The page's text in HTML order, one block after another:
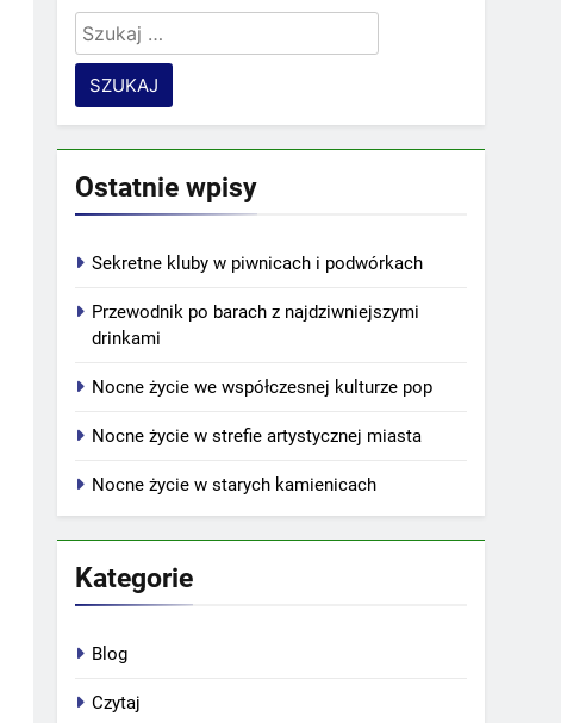
Szukaj:
Ostatnie wpisy
Sekretne kluby w piwnicach i podwórkach
Przewodnik po barach z najdziwniejszymi
drinkami
Nocne życie we współczesnej kulturze pop
Nocne życie w strefie artystycznej miasta
Nocne życie w starych kamienicach
Kategorie
Blog
Czytaj